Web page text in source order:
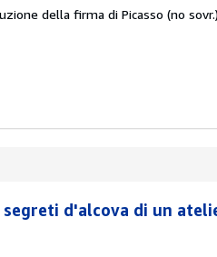
della firma di Picasso (no
segreti d'alcova di un